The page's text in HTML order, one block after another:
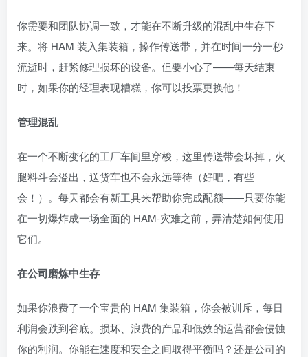
你需要和团队协调一致，才能在不断升级的混乱中生存下
来。将 HAM 装入集装箱，操作传送带，并在时间一分一秒
流逝时，赶紧修理损坏的设备。但要小心了——每天结束
时，如果你的经理表现糟糕，你可以投票更换他！
管理混乱
在一个不断变化的工厂车间里穿梭，这里传送带会坏掉，火
腿料斗会溢出，送货车也不会永远等待（好吧，有些
会！）。每天都会有新工具来帮助你完成配额——只要你能
在一切爆炸成一场全面的 HAM-灾难之前，弄清楚如何使用
它们。
在公司磨炼中生存
如果你浪费了一个宝贵的 HAM 集装箱，你会被训斥，每日
利润会跌到谷底。损坏、浪费的产品和低效的运营都会侵蚀
你的利润。你能在速度和安全之间取得平衡吗？还是公司的